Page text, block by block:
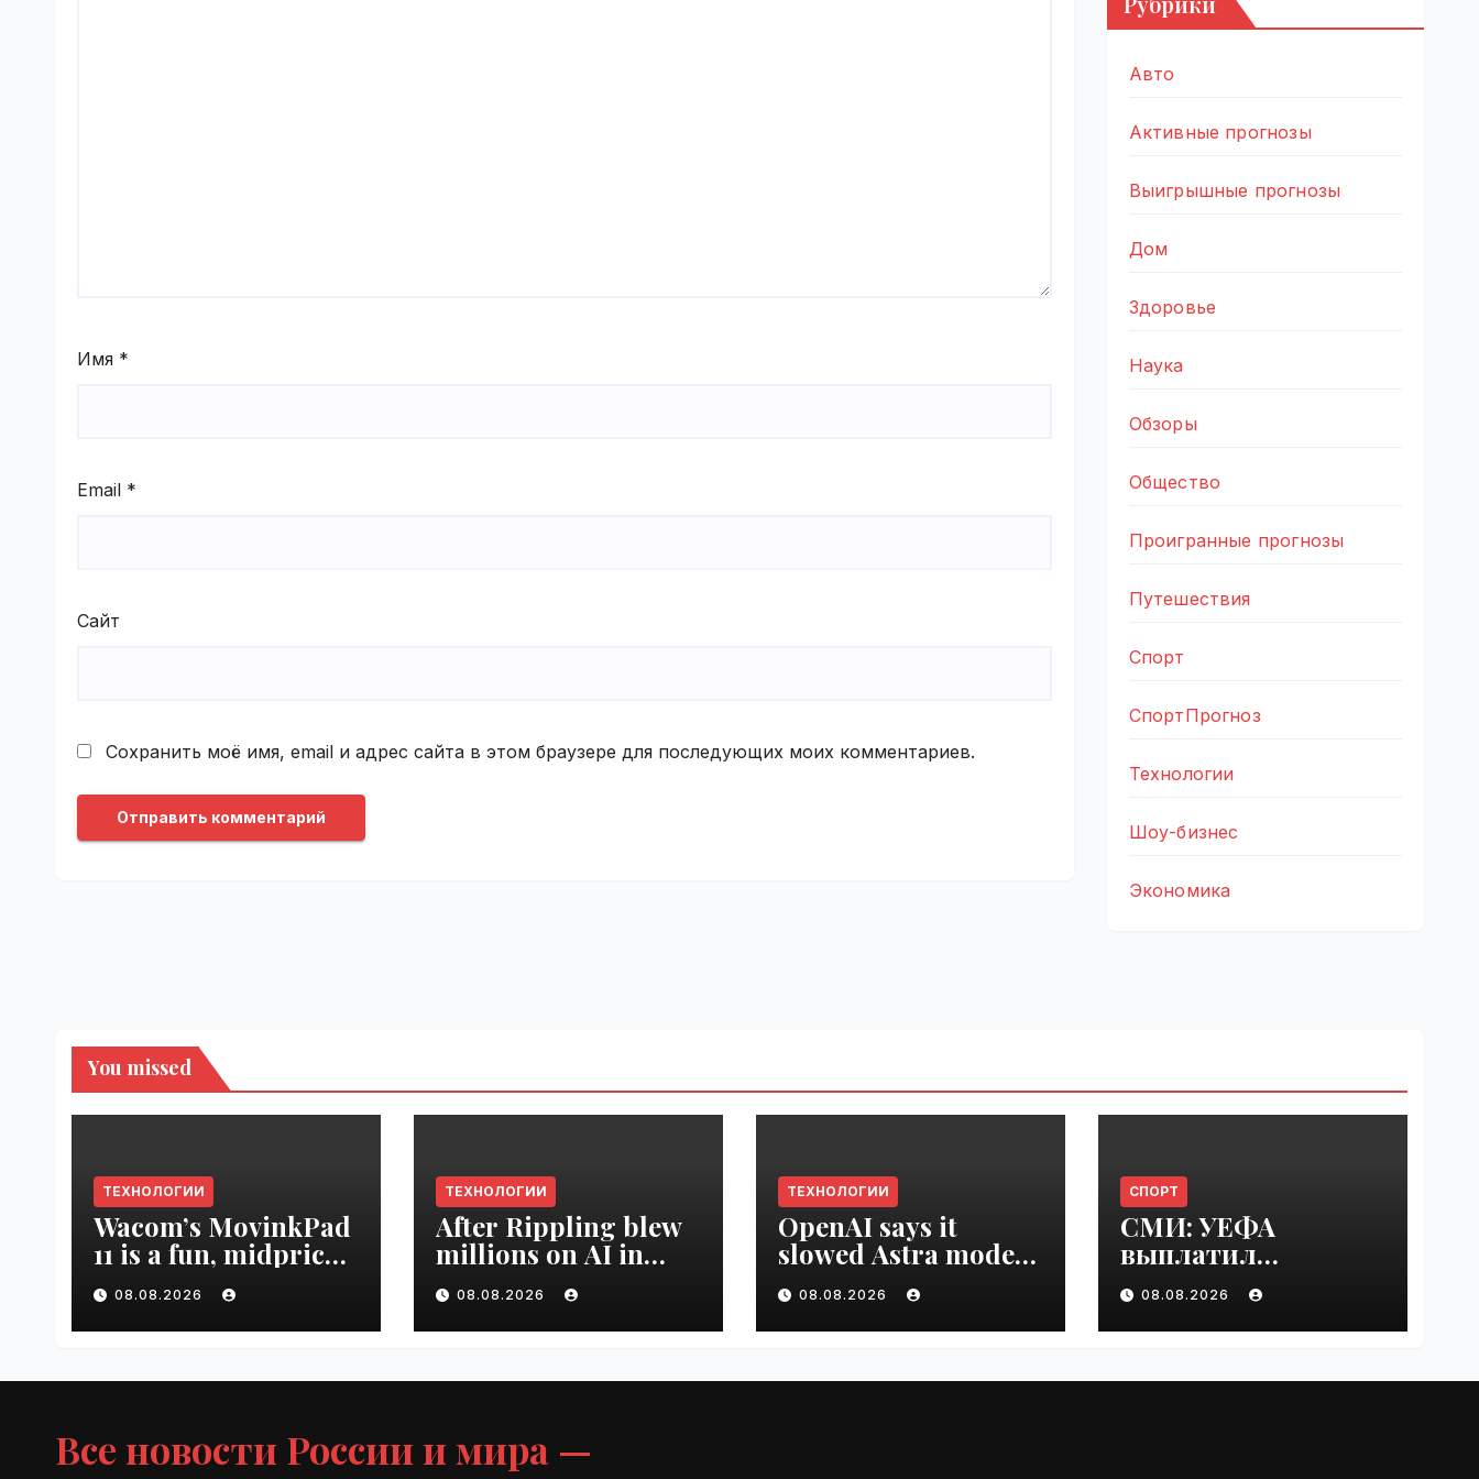
Имя *
Email *
Сайт
Сохранить моё имя, email и адрес сайта в этом браузере для последующих моих комментариев.
Авто
Активные прогнозы
Выигрышные прогнозы
Дом
Здоровье
Наука
Обзоры
Общество
Проигранные прогнозы
Путешествия
Спорт
СпортПрогноз
Технологии
Шоу-бизнес
Экономика
You missed
ТЕХНОЛОГИИ
Wacom’s MovinkPad
11 is a fun, midpriced
entry point for
digital artists |
VseTime.ru
08.08.2026
ТЕХНОЛОГИИ
After Rippling blew
millions on AI in
months, it built an
employee ROI tool |
VseTime.ru
08.08.2026
ТЕХНОЛОГИИ
OpenAI says it
slowed Astra model
development over
security concerns |
VseTime.ru
08.08.2026
СПОРТ
СМИ: УЕФА
выплатил
шестизначную
сумму любовнице
Инфантино |
08.08.2026
Все новости России и мира —